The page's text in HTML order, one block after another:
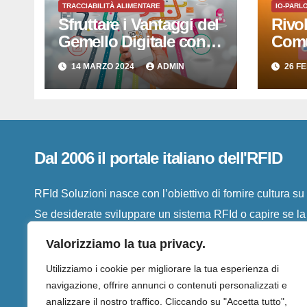
Valorizziamo la tua privacy.
Utilizziamo i cookie per migliorare la tua esperienza di
navigazione, offrire annunci o contenuti personalizzati e
analizzare il nostro traffico. Cliccando su "Accetta tutto",
TRACCIABILITÀ ALIMENTARE
Sfruttare i Vantaggi del
Gemello Digitale con
IO-PARLO di RFID
SISTEMI SRL
14 MARZO 2024 ADMIN
IO-
26
Dal 2006 il portale italiano dell'RFID
RFId Soluzioni nasce con l’obiettivo di fornire cultura
Se desiderate sviluppare un sistema RFId o capire se la